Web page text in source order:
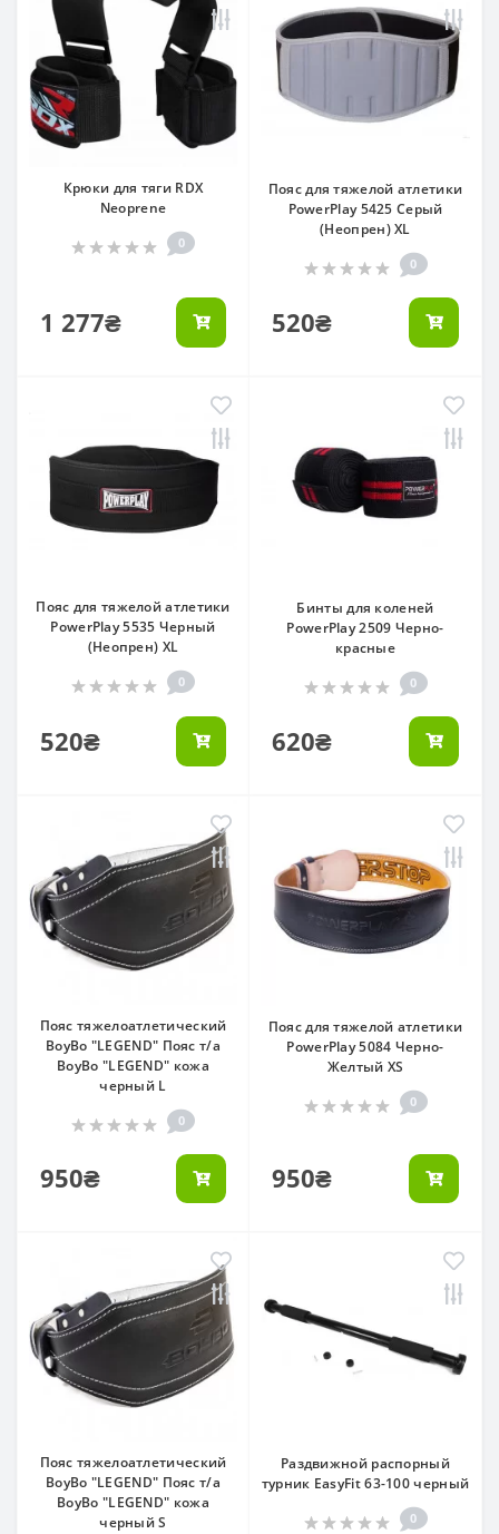
Крюки для тяги RDX
Neoprene
0
1 277₴
Пояс для тяжелой атлетики
PowerPlay 5425 Серый
(Неопрен) XL
0
520₴
Пояс для тяжелой атлетики
PowerPlay 5535 Черный
(Неопрен) XL
0
520₴
Бинты для коленей
PowerPlay 2509 Черно-
красные
0
620₴
Пояс тяжелоатлетический
BoyBo "LEGEND" Пояс т/а
BoyBo "LEGEND" кожа
черный L
0
950₴
Пояс для тяжелой атлетики
PowerPlay 5084 Черно-
Желтый XS
0
950₴
Пояс тяжелоатлетический
BoyBo "LEGEND" Пояс т/а
BoyBo "LEGEND" кожа
черный S
Раздвижной распорный
турник EasyFit 63-100 черный
0